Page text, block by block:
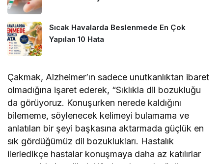
Sıcak Havalarda Beslenmede En Çok
Yapılan 10 Hata
Çakmak, Alzheimer’ın sadece unutkanlıktan ibaret
olmadığına işaret ederek, “Sıklıkla dil bozukluğu
da görüyoruz. Konuşurken nerede kaldığını
bilememe, söylenecek kelimeyi bulamama ve
anlatılan bir şeyi başkasına aktarmada güçlük en
sık gördüğümüz dil bozuklukları. Hastalık
ilerledikçe hastalar konuşmaya daha az katılırlar